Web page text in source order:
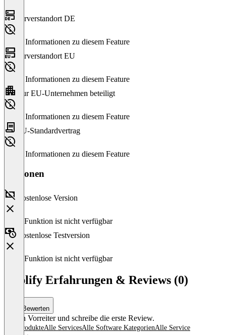
Serverstandort DE
Keine Informationen zu diesem Feature
Serverstandort EU
Keine Informationen zu diesem Feature
Nur EU-Unternehmen beteiligt
Keine Informationen zu diesem Feature
EU-Standardvertrag
Keine Informationen zu diesem Feature
Versionen
Kostenlose Version
Diese Funktion ist nicht verfügbar
Kostenlose Testversion
Diese Funktion ist nicht verfügbar
Implify Erfahrungen & Reviews (0)
Bewerten
Sei ein Vorreiter und schreibe die erste Review.
Alle ProdukteAlle ServicesAlle Software KategorienAlle Service